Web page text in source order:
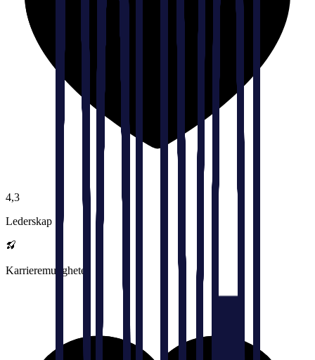
4,3
Lederskap
Karrieremuligheter